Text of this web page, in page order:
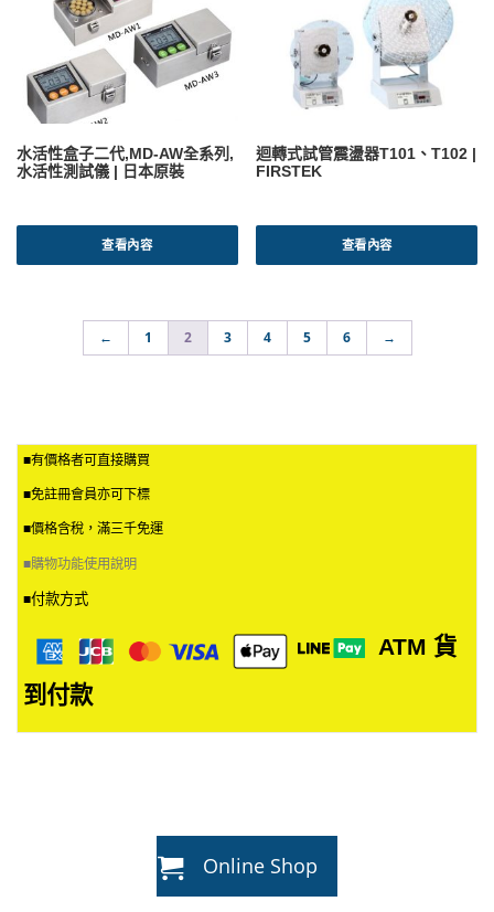
水活性盒子二代,MD-AW全系列,
水活性測試儀 | 日本原裝
查看內容
迴轉式試管震盪器T101、T102 |
FIRSTEK
查看內容
← 1 2 3 4 5 6 →
■有價格者可直接購買
■免註冊會員亦可下標
■價格含稅，滿三千免運
■購物功能使用說明
■付款方式
ATM 貨
到付款
Online Shop